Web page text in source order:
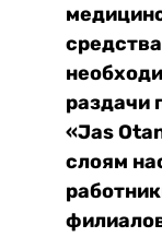
раздачи
«Jas
слоям